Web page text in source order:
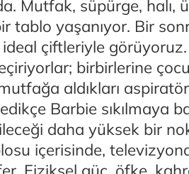
Mutfak, süpürge, halı,
tablo yaşanıyor. Bir
çiftleriyle
birbirlerine
aldıkları
Barbie sıkılmaya
daha yüksek bir
içerisinde,